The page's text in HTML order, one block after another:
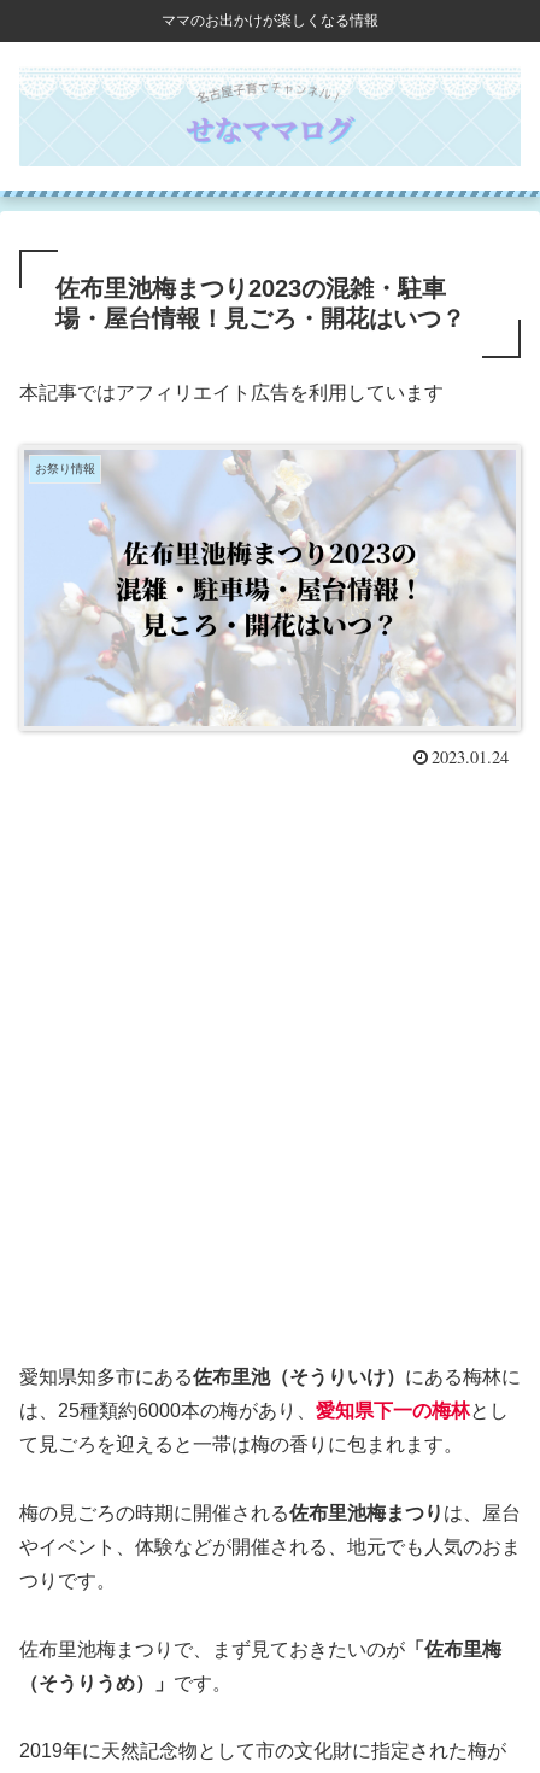
ママのお出かけが楽しくなる情報
佐布里池梅まつり2023の混雑・駐車
場・屋台情報！見ごろ・開花はいつ？
本記事ではアフィリエイト広告を利用しています
お祭り情報
2023.01.24
愛知県知多市にある佐布里池（そうりいけ） にある梅林に
は、25種類約6000本の梅があり、 愛知県下一の梅林とし
て見ごろを迎えると一帯は梅の香りに包まれます。
梅の見ごろの時期に開催される佐布里池梅まつり は、屋台
やイベント、体験などが開催される、地元でも人気のおま
つりです。
佐布里池梅まつりで、まず見ておきたいのが 「佐布里梅
（そうりうめ）」 です。
2019年に天然記念物として市の文化財に指定された梅が